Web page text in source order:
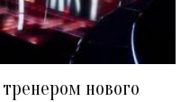
нового